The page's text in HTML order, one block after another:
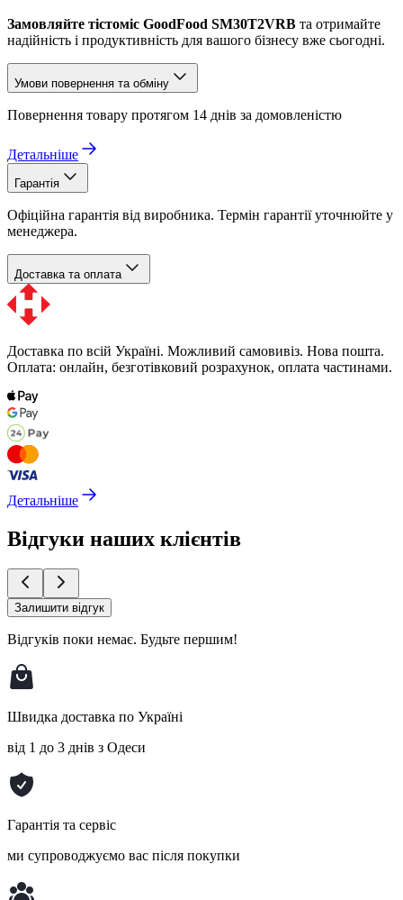
Замовляйте тістоміс GoodFood SM30T2VRB та отримайте
надійність і продуктивність для вашого бізнесу вже сьогодні.
Умови повернення та обміну
Повернення товару протягом 14 днів за домовленістю
Детальніше
Гарантія
Офіційна гарантія від виробника. Термін гарантії уточнюйте у
менеджера.
Доставка та оплата
Доставка по всій Україні. Можливий самовивіз. Нова пошта.
Оплата: онлайн, безготівковий розрахунок, оплата частинами.
Детальніше
Відгуки наших клієнтів
Залишити відгук
Відгуків поки немає. Будьте першим!
Швидка доставка по Україні
від 1 до 3 днів з Одеси
Гарантія та сервіс
ми супроводжуємо вас після покупки